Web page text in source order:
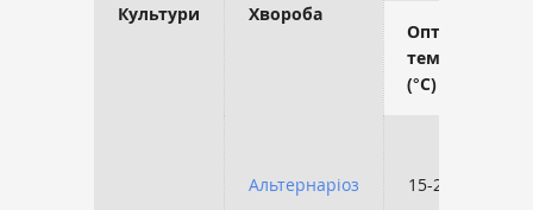
Культури Хвороба
Оптимальна
температура
(°C)
Альтернаріоз 15-25